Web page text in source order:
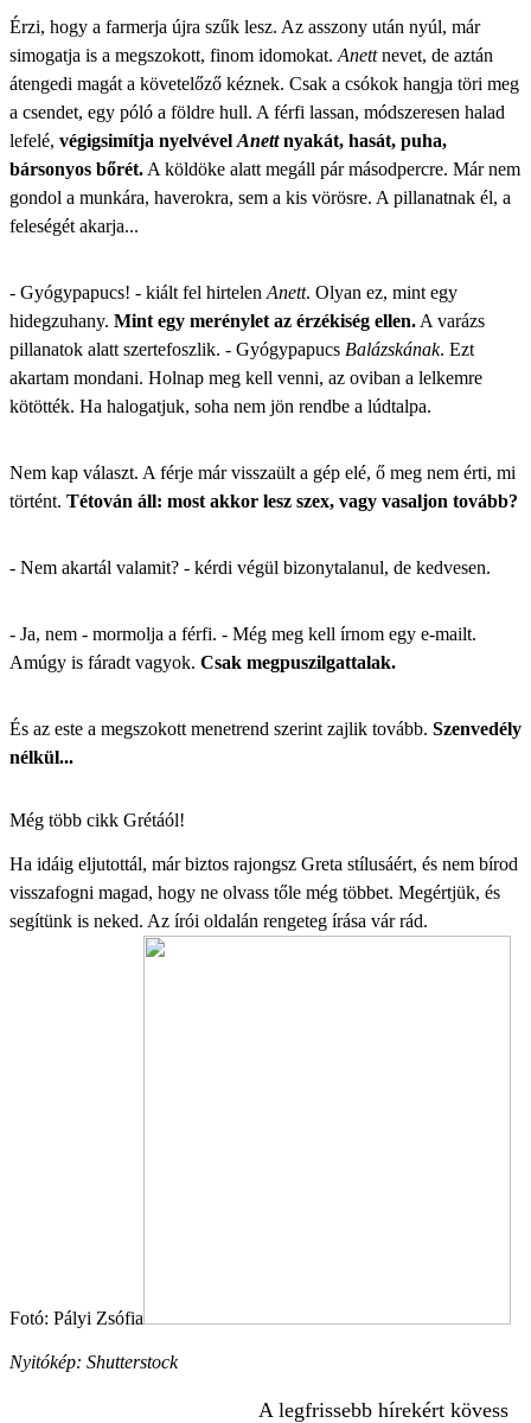
Érzi, hogy a farmerja újra szűk lesz. Az asszony után nyúl, már
simogatja is a megszokott, finom idomokat. Anettnevet, de aztán
átengedi magát a követelőző kéznek. Csak a csókok hangja töri meg
a csendet, egy póló a földre hull. A férfi lassan, módszeresen halad
lefelé, végigsimítja nyelvével Anettnyakát, hasát, puha,
bársonyos bőrét. A köldöke alatt megáll pár másodpercre. Már nem
gondol a munkára, haverokra, sem a kis vörösre. A pillanatnak él, a
feleségét akarja...
- Gyógypapucs! - kiált fel hirtelen Anett. Olyan ez, mint egy
hidegzuhany. Mint egy merénylet az érzékiség ellen. A varázs
pillanatok alatt szertefoszlik. - Gyógypapucs Balázskának. Ezt
akartam mondani. Holnap meg kell venni, az oviban a lelkemre
kötötték. Ha halogatjuk, soha nem jön rendbe a lúdtalpa.
Nem kap választ. A férje már visszaült a gép elé, ő meg nem érti, mi
történt. Tétován áll: most akkor lesz szex, vagy vasaljon tovább?
- Nem akartál valamit? - kérdi végül bizonytalanul, de kedvesen.
- Ja, nem - mormolja a férfi. - Még meg kell írnom egy e-mailt.
Amúgy is fáradt vagyok. Csak megpuszilgattalak.
És az este a megszokott menetrend szerint zajlik tovább. Szenvedély
nélkül...
Még több cikk Grétáól!
Ha idáig eljutottál, már biztos rajongsz Greta stílusáért, és nem bírod
visszafogni magad, hogy ne olvass tőle még többet. Megértjük, és
segítünk is neked. Az írói oldalán rengeteg írása vár rád.
Fotó: Pályi Zsófia
Nyitókép: Shutterstock
A legfrissebb hírekért kövess